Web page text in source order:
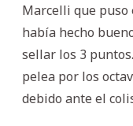
Marcelli que puso
había hecho
sellar los 3
pelea por los
debido ante el